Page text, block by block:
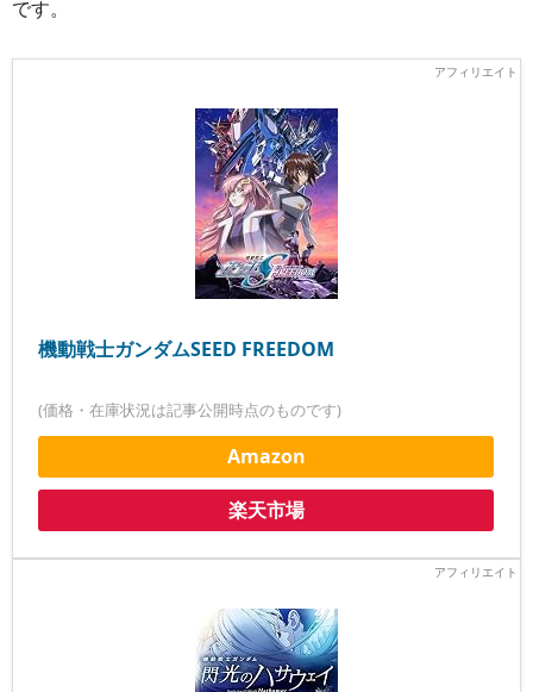
です。
機動戦士ガンダムSEED FREEDOM
(価格・在庫状況は記事公開時点のものです)
Amazon
楽天市場